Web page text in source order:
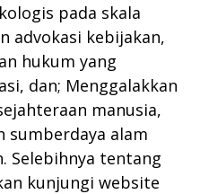
pada skala
advokasi kebijakan,
hukum yang
dan; Menggalakkan
manusia,
sumberdaya alam
Selebihnya tentang
kunjungi website